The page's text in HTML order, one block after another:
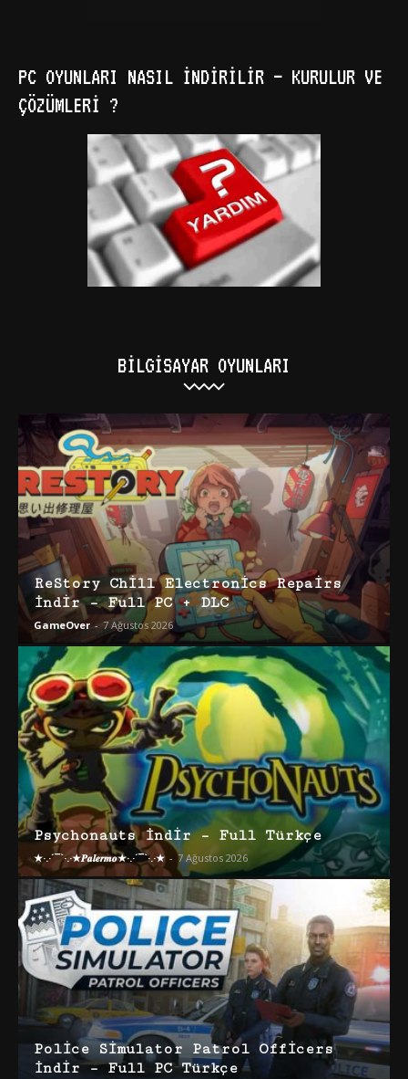
PC OYUNLARI NASIL İNDIRILIR – KURULUR VE
ÇÖZÜMLERI ?
BILGISAYAR OYUNLARI
ReStory Chill Electronics Repairs
İndir – Full PC + DLC
GameOver - 7 Ağustos 2026
Psychonauts İndir – Full Türkçe
★·.·´¯`·.·★𝑷𝒂𝒍𝒆𝒓𝒎𝒐★·.·´¯`·.·★ - 7 Ağustos 2026
Police Simulator Patrol Officers
İndir – Full PC Türkçe